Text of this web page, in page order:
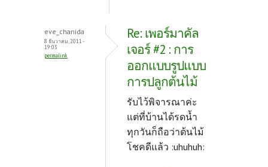
eve_chanida
8 ธันวาคม, 2011 -
19:03
permalink
Re: เพอร์มาคัล
เจอร์ #2 : การ
ออกแบบรูปแบบ
การปลูกต้นไม้
รับไว้พิจารณาค่ะ
แต่ที่บ้านได้รดน้ำ
ทุกวันก็ถือว่าต้นไม้
โชคดีแล้ว :uhuhuh: